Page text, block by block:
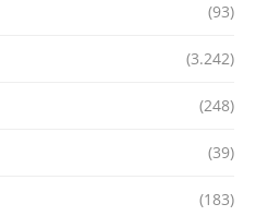
(93)
(3.242)
(248)
(39)
(183)